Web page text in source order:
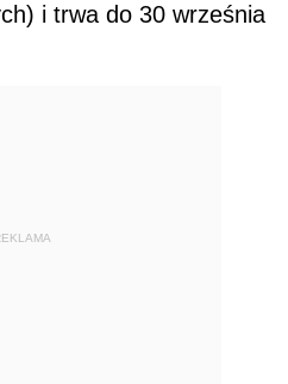
i trwa do 30 września